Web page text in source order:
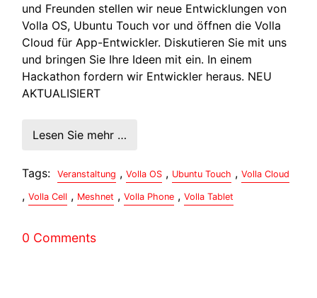
und Freunden stellen wir neue Entwicklungen von
Volla OS, Ubuntu Touch vor und öffnen die Volla
Cloud für App-Entwickler. Diskutieren Sie mit uns
und bringen Sie Ihre Ideen mit ein. In einem
Hackathon fordern wir Entwickler heraus. NEU
AKTUALISIERT
Lesen Sie mehr …
Tags: Veranstaltung , Volla OS , Ubuntu Touch , Volla Cloud
, Volla Cell , Meshnet , Volla Phone , Volla Tablet
0 Comments